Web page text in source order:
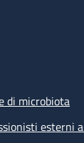
di microbiota
esterni